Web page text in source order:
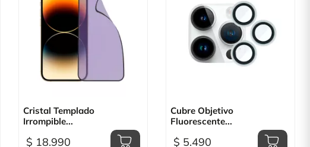
Vista rápida
Cristal Templado
Irrompible...
$ 18.990
Vista rápida
Cubre Objetivo
Fluorescente...
$ 5.490